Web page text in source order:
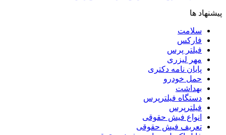
پیشنهاد ها
سلامت
فارکس
فیلتر پرس
مهر لیزری
پایان نامه دکتری
حمل خودرو
بهداشت
دستگاه فیلترپرس
فیلترپرس
انواع فیش حقوقی
تعریف فیش حقوقی